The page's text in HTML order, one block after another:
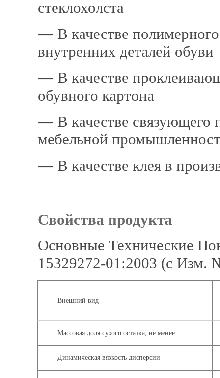
стеклохолста
― В качестве
внутренних де­талей обуви
― В качестве
обувного картона
― В качестве связующего
мебельной
― В качестве клея в
Свойства продукта
Основные Технические
15329272-01:2003 (с
Внешний вид
Массовая доля сухого остатка, не менее
Динамическая вязкость дисперсии